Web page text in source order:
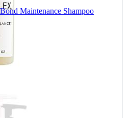
Maintenance Shampoo